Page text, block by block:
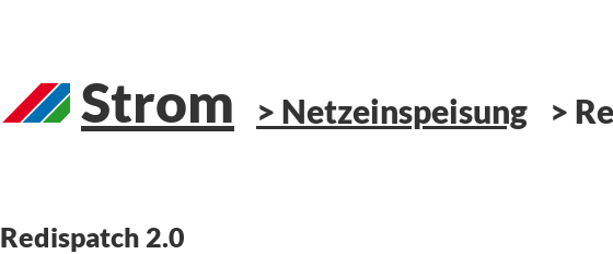
Strom Netzeinspeisung
Redispatch 2.0